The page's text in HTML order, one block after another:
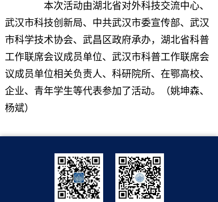
本次活动由湖北省对外科技交流中心、
武汉市科技创新局、中共武汉市委宣传部、武汉
市科学技术协会、武昌区政府承办，湖北省科普
工作联席会议成员单位、武汉市科普工作联席会
议成员单位相关负责人、科研院所、在鄂高校、
企业、青年学生等代表参加了活动。（姚坤森、
杨斌）